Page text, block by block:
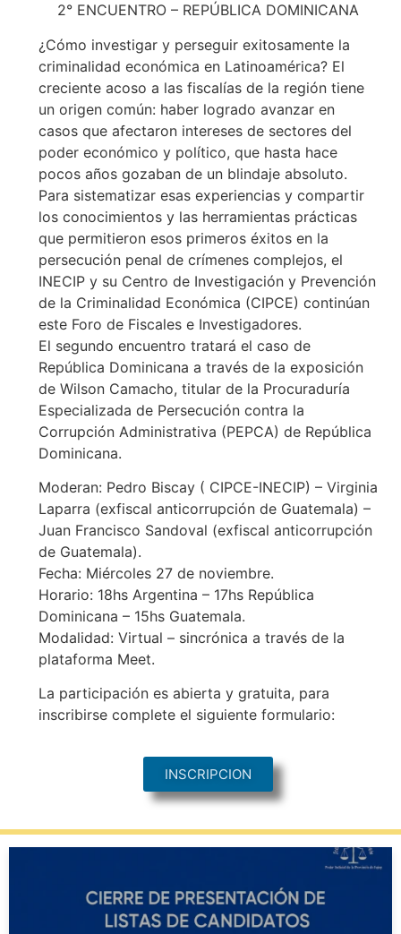
2° ENCUENTRO – REPÚBLICA DOMINICANA
¿Cómo investigar y perseguir exitosamente la
criminalidad económica en Latinoamérica? El
creciente acoso a las fiscalías de la región tiene
un origen común: haber logrado avanzar en
casos que afectaron intereses de sectores del
poder económico y político, que hasta hace
pocos años gozaban de un blindaje absoluto.
Para sistematizar esas experiencias y compartir
los conocimientos y las herramientas prácticas
que permitieron esos primeros éxitos en la
persecución penal de crímenes complejos, el
INECIP y su Centro de Investigación y Prevención
de la Criminalidad Económica (CIPCE) continúan
este Foro de Fiscales e Investigadores.
El segundo encuentro tratará el caso de
República Dominicana a través de la exposición
de Wilson Camacho, titular de la Procuraduría
Especializada de Persecución contra la
Corrupción Administrativa (PEPCA) de República
Dominicana.
Moderan: Pedro Biscay ( CIPCE-INECIP) – Virginia
Laparra (exfiscal anticorrupción de Guatemala) –
Juan Francisco Sandoval (exfiscal anticorrupción
de Guatemala).
Fecha: Miércoles 27 de noviembre.
Horario: 18hs Argentina – 17hs República
Dominicana – 15hs Guatemala.
Modalidad: Virtual – sincrónica a través de la
plataforma Meet.
La participación es abierta y gratuita, para
inscribirse complete el siguiente formulario:
INSCRIPCION